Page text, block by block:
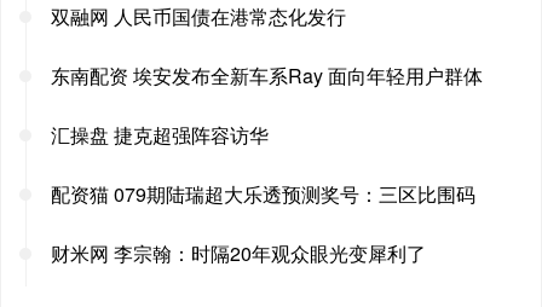
双融网 人民币国债在港常态化发行
东南配资 埃安发布全新车系Ray 面向年轻用户群体
汇操盘 捷克超强阵容访华
配资猫 079期陆瑞超大乐透预测奖号：三区比围码
财米网 李宗翰：时隔20年观众眼光变犀利了